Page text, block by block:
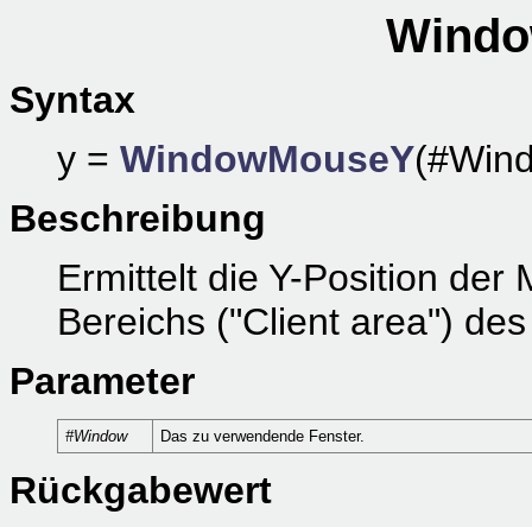
Syntax
y = WindowMouseY
Beschreibung
Ermittelt die Y-Position der
Bereichs ("Client area")
Parameter
#Window Das zu verwendende Fenster.
Rückgabewert